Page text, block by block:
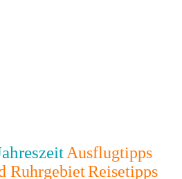
Ausflugtipps
RuhrgebietReisetipps